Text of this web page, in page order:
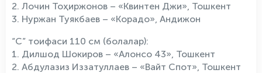
2. Лочин Тоҳиржонов – «Квинтен Джи», Тошкент
3. Нуржан Туякбаев – «Корадо», Андижон
“С” тоифаси 110 см (болалар):
1. Дилшод Шокиров – «Алонсо 43», Тошкент
2. Абдулазиз Иззатуллаев – «Вайт Спот», Тошкент